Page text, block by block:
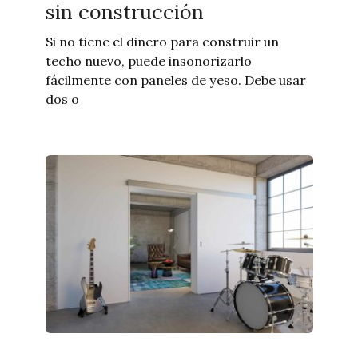
sin construcción
Si no tiene el dinero para construir un
techo nuevo, puede insonorizarlo
fácilmente con paneles de yeso. Debe usar
dos o